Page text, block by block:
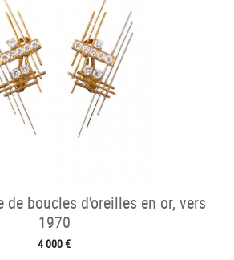
de boucles d'oreilles en or, vers
1970
4 000 €